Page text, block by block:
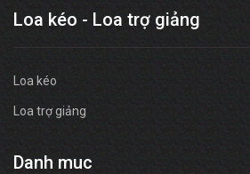
Loa kéo - Loa trợ giảng
Loa kéo
Loa trợ giảng
Danh muc